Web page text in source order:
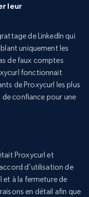
leur
de LinkedIn qui
uniquement les
de faux comptes
fonctionnait
de Proxycurl les plus
de confiance pour une
Proxycurl et
d’utilisation de
et à la fermeture de
en détail afin que